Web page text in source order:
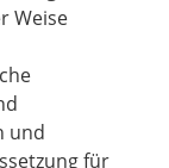
Weise
und
für